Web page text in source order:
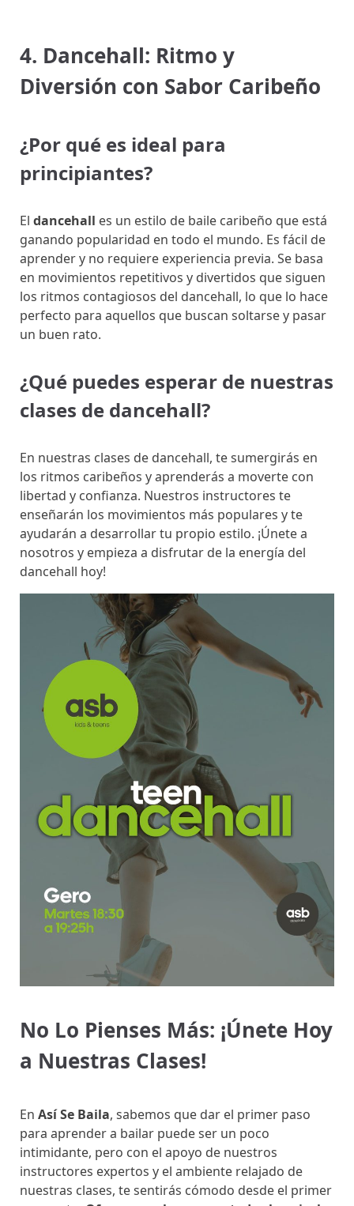
4. Dancehall: Ritmo y
Diversión con Sabor Caribeño
¿Por qué es ideal para
principiantes?
El dancehall es un estilo de baile caribeño que está
ganando popularidad en todo el mundo. Es fácil de
aprender y no requiere experiencia previa. Se basa
en movimientos repetitivos y divertidos que siguen
los ritmos contagiosos del dancehall, lo que lo hace
perfecto para aquellos que buscan soltarse y pasar
un buen rato.
¿Qué puedes esperar de nuestras
clases de dancehall?
En nuestras clases de dancehall, te sumergirás en
los ritmos caribeños y aprenderás a moverte con
libertad y confianza. Nuestros instructores te
enseñarán los movimientos más populares y te
ayudarán a desarrollar tu propio estilo. ¡Únete a
nosotros y empieza a disfrutar de la energía del
dancehall hoy!
No Lo Pienses Más: ¡Únete Hoy
a Nuestras Clases!
En Así Se Baila, sabemos que dar el primer paso
para aprender a bailar puede ser un poco
intimidante, pero con el apoyo de nuestros
instructores expertos y el ambiente relajado de
nuestras clases, te sentirás cómodo desde el primer